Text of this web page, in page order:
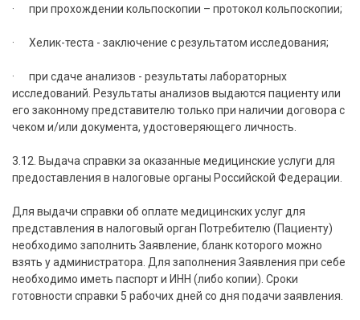
· при прохождении кольпоскопии – протокол кольпоскопии;
· Хелик-теста - заключение с результатом исследования;
· при сдаче анализов - результаты лабораторных
исследований. Результаты анализов выдаются пациенту или
его законному представителю только при наличии договора с
чеком и/или документа, удостоверяющего личность.
3.12. Выдача справки за оказанные медицинские услуги для
предоставления в налоговые органы Российской Федерации.
Для выдачи справки об оплате медицинских услуг для
представления в налоговый орган Потребителю (Пациенту)
необходимо заполнить Заявление, бланк которого можно
взять у администратора. Для заполнения Заявления при себе
необходимо иметь паспорт и ИНН (либо копии). Сроки
готовности справки 5 рабочих дней со дня подачи заявления.